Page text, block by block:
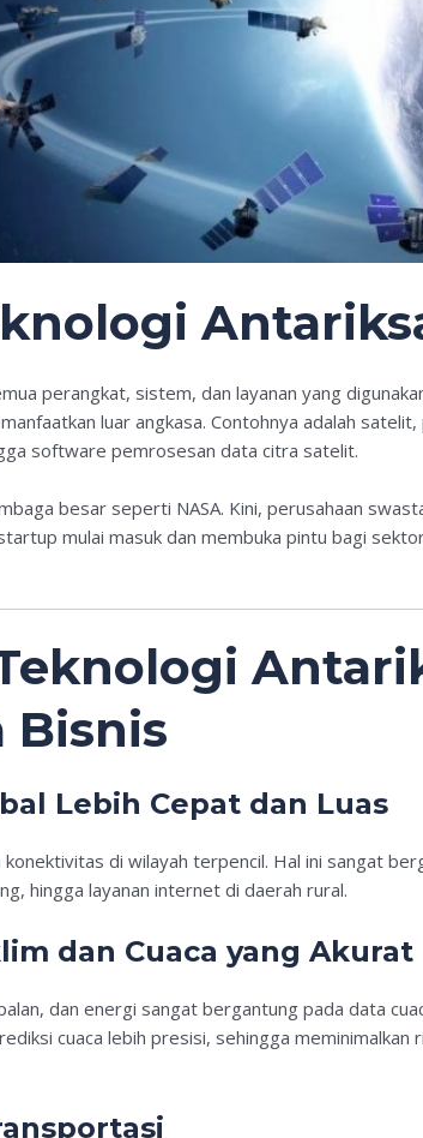
perangkat, sistem, dan layanan yang
luar angkasa. Contohnya adalah satelit,
software pemrosesan data citra satelit.
besar seperti NASA. Kini, perusahaan
mulai masuk dan membuka pintu bagi
Bisnis
Lebih Cepat dan Luas
di wilayah terpencil. Hal ini sangat
hingga layanan internet di daerah rural.
dan Cuaca yang Akurat
dan energi sangat bergantung pada data
cuaca lebih presisi, sehingga meminimalkan